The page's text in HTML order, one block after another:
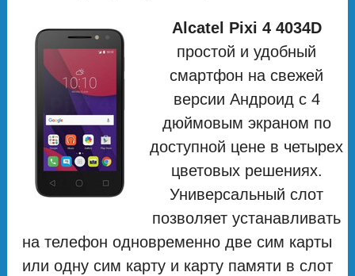
Alcatel Pixi 4 4034D
простой и удобный
смартфон на свежей
версии Андроид с 4
дюймовым экраном по
доступной цене в четырех
цветовых решениях.
Универсальный слот
позволяет устанавливать
на телефон одновременно две сим карты
или одну сим карту и карту памяти в слот